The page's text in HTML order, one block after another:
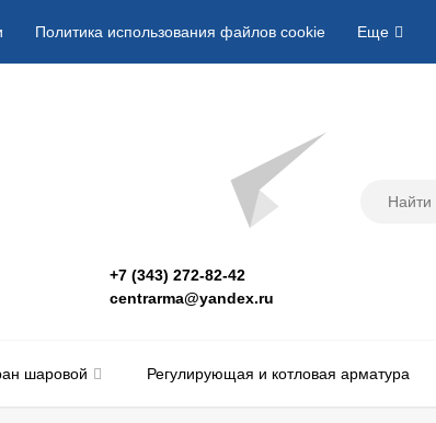
Политика использования файлов cookie Еще
+7 (343) 272-82-42
centrarma@yandex.ru
шаровой Регулирующая и котловая арматура